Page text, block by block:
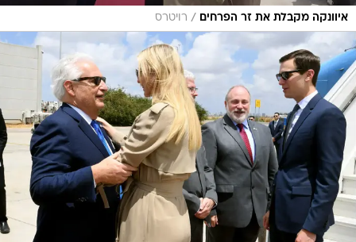
איוונקה מקבלת את זר הפרחים / רויטרס